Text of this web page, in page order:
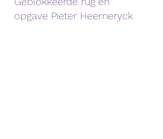
opgave Pieter Heemeryck